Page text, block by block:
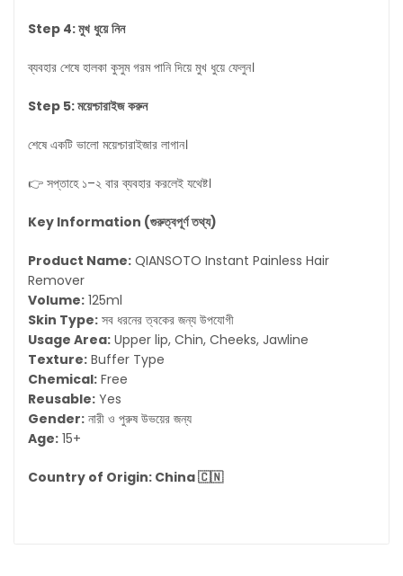
Step 4:মুখ ধুয়ে নিন
ব্যবহার শেষে হালকা কুসুম গরম পানি দিয়ে মুখ ধুয়ে ফেলুন।
Step 5:ময়েশ্চারাইজ করুন
শেষে একটি ভালো ময়েশ্চারাইজার লাগান।
👉 সপ্তাহে ১–২ বার ব্যবহার করলেই যথেষ্ট।
Key Information (গুরুত্বপূর্ণ তথ্য)
Product Name: QIANSOTO Instant Painless Hair
Remover
Volume: 125ml
Skin Type: সব ধরনের ত্বকের জন্য উপযোগী
Usage Area: Upper lip, Chin, Cheeks, Jawline
Texture: Buffer Type
Chemical: Free
Reusable: Yes
Gender: নারী ও পুরুষ উভয়ের জন্য
Age: 15+
Country of Origin: China 🇨🇳